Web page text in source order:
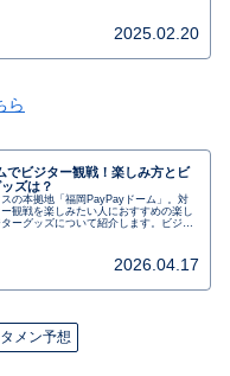
です。予約前に必見の一読です。福岡
非日常の野球旅を楽しんでみません
2025.02.20
ら
でビジター観戦！楽しみ方とビ
ズは？
の本拠地「福岡PayPayドーム」。対
観戦を楽しみたい人におすすめの楽し
ーグッズについて紹介します。ビジタ
2026.04.17
メン予想